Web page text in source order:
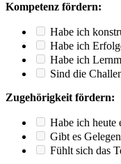
Kompetenz fördern:
Habe ich
Habe ich
Habe ich
Sind die
Zugehörigkeit fördern:
Habe ich heute
Gibt es
Fühlt sich das